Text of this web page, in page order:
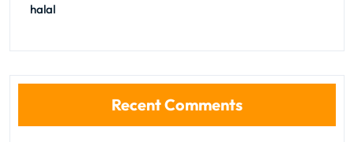
halal
Recent Comments